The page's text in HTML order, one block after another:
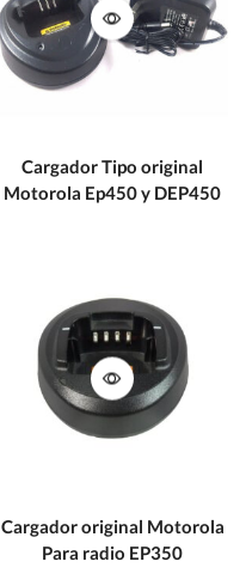
Cargador Tipo original
Motorola Ep450 y DEP450
Cargador original Motorola
Para radio EP350